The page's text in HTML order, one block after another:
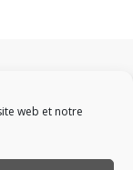
web et notre